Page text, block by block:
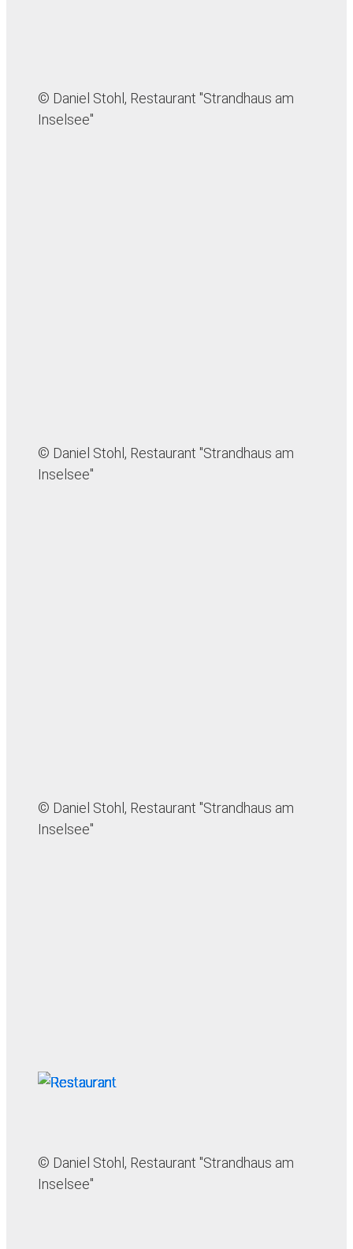
© Daniel Stohl, Restaurant "Strandhaus am
Inselsee"
© Daniel Stohl, Restaurant "Strandhaus am
Inselsee"
© Daniel Stohl, Restaurant "Strandhaus am
Inselsee"
© Daniel Stohl, Restaurant "Strandhaus am
Inselsee"